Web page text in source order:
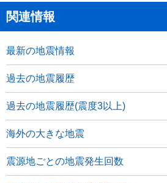
関連情報
最新の地震情報
過去の地震履歴
過去の地震履歴(震度3以上)
海外の大きな地震
震源地ごとの地震発生回数